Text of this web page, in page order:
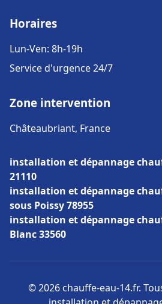
Horaires
Lun-Ven: 8h-19h
Service d'urgence 24/7
Zone intervention
Châteaubriant, France
installation et dépannage
21110
installation et dépannage
sous Poissy 78955
installation et dépannage
Blanc 33560
© 2026 chauffe-eau-14.fr.